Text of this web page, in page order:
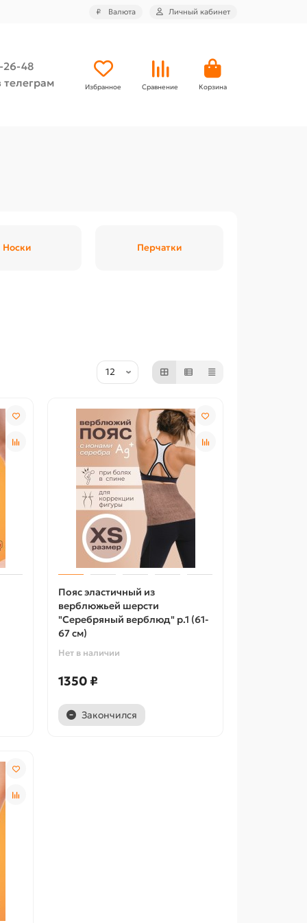
₽ Валюта Личный кабинет
26-48
Избранное Сравнение Корзина
Носки Перчатки
Пояс эластичный из
верблюжьей шерсти
"Серебряный верблюд" р.1 (61-
67 см)
Нет в наличии
1350 ₽
Закончился